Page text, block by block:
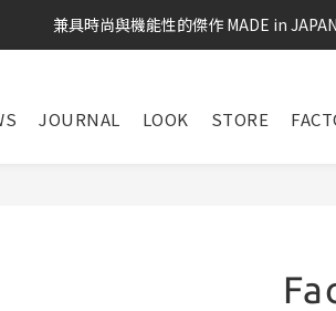
兼具時尚與機能性的傑作 MADE in JAPAN
JOURNAL LOOK STORE